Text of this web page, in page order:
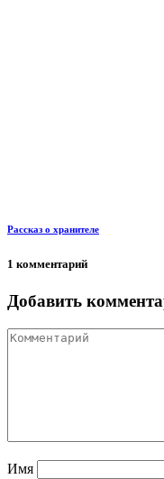
Рассказ о хранителе
1 комментарий
Добавить
Имя